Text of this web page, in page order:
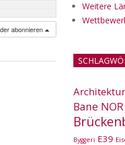
abonnieren
Weitere
Architektur
Bane NOR
Byggeri E39